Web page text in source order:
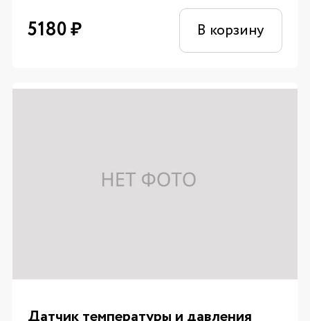
5180₽ В корзину
Датчик температуры и давления